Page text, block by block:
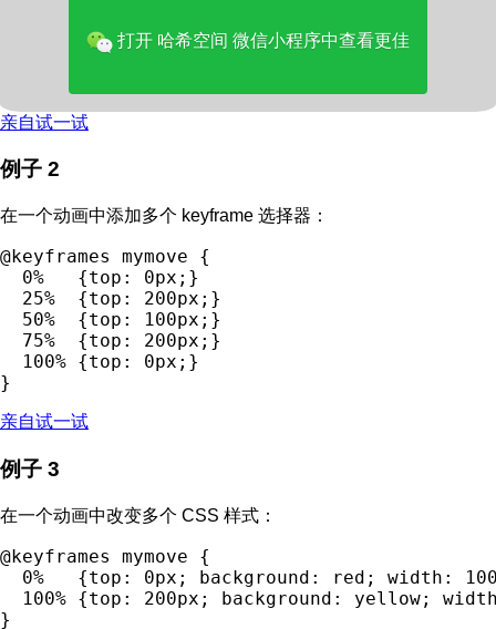
  from {top: 0px;}
亲自试一试
例子 2
在一个动画中添加多个 keyframe 选择器：
@keyframes mymove {
  0%   {top: 0px;}
  25%  {top: 200px;}
  50%  {top: 100px;}
  75%  {top: 200px;}
  100% {top: 0px;}
亲自试一试
例子 3
在一个动画中改变多个 CSS 样式：
@keyframes mymove {
0%   {top: 0px; background: red; width:
100% {top: 200px; background: yellow;
打开 哈希空间 微信小程序中查看更佳